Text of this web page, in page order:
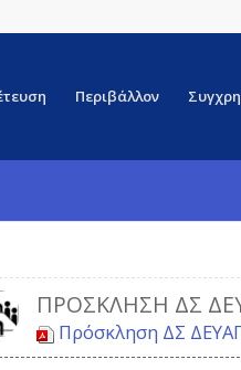
Περιβάλλον
ΠΡΌΣΚΛΗΣΗ ΔΣ
Πρόσκληση ΔΣ